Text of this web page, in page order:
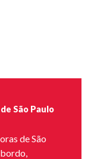
São Paulo
de São